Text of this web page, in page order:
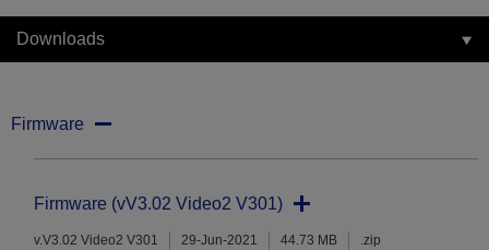
Downloads
Firmware
Firmware (vV3.02 Video2 V301)
v.V3.02 Video2 V301 29-Jun-2021 44.73 MB .zip